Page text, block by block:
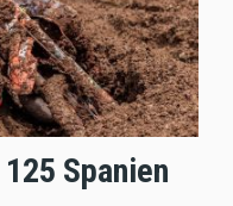
Spanien